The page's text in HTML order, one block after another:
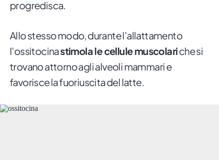
progredisca.
Allo stesso modo, durante l'allattamento
l'ossitocinastimola le cellule muscolariche si
trovano attorno agli alveoli mammari e
favorisce la fuoriuscita del latte.